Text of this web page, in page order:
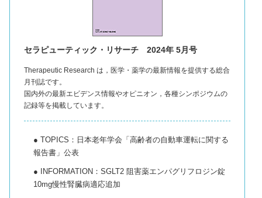
セラピューティック・リサーチ 2024年 5月号
Therapeutic Research は，医学・薬学の最新情報を提供する総合
月刊誌です。
国内外の最新エビデンス情報やオピニオン，各種シンポジウムの
記録等を掲載しています。
● TOPICS：日本老年学会「高齢者の自動車運転に関する
報告書」公表
● INFORMATION：SGLT2 阻害薬エンパグリフロジン錠
10mg慢性腎臓病適応追加